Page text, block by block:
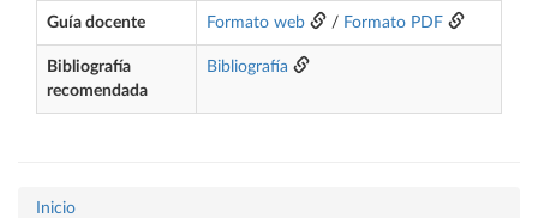
Guía docente Formato web / Formato PDF
Bibliografía
recomendada
Bibliografía
Inicio